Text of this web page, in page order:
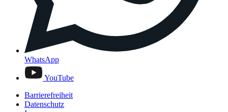
WhatsApp
YouTube
Barrierefreiheit
Datenschutz